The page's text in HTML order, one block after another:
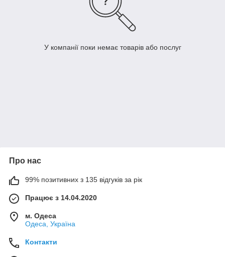
У компанії поки немає товарів або послуг
Про нас
99% позитивних з 135 відгуків за рік
Працює з 14.04.2020
м. Одеса
Одеса, Україна
Контакти